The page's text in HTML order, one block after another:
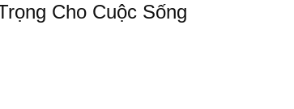
Cho Cuộc Sống